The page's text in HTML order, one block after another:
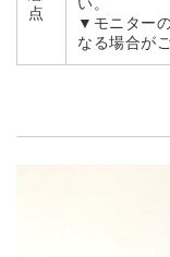
点
い。
▼モニター
なる場合が